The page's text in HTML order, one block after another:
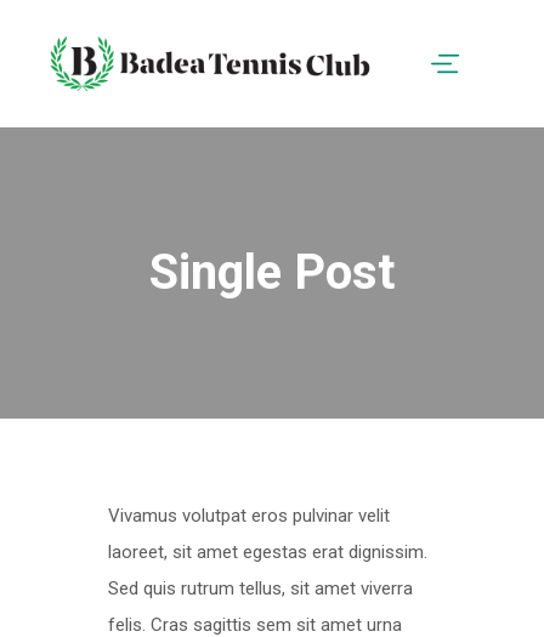
Single Post
Vivamus volutpat eros pulvinar velit
laoreet, sit amet egestas erat dignissim.
Sed quis rutrum tellus, sit amet viverra
felis. Cras sagittis sem sit amet urna